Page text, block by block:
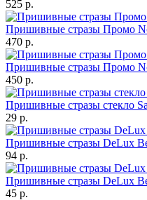
525 р.
Пришивные стразы Промо
470 р.
Пришивные стразы Промо
450 р.
Пришивные стразы стекло
29 р.
Пришивные стразы DeLux
94 р.
Пришивные стразы DeLux
45 р.